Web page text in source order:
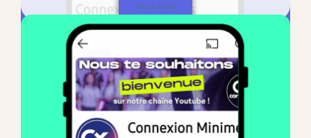
Nous suivre